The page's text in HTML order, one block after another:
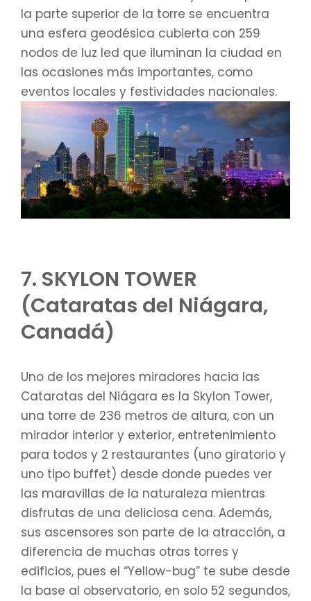
la parte superior de la torre se encuentra
una esfera geodésica cubierta con 259
nodos de luz led que iluminan la ciudad en
las ocasiones más importantes, como
eventos locales y festividades nacionales.
7. SKYLON TOWER
(Cataratas del Niágara,
Canadá)
Uno de los mejores miradores hacia las
Cataratas del Niágara es la Skylon Tower,
una torre de 236 metros de altura, con un
mirador interior y exterior, entretenimiento
para todos y 2 restaurantes (uno giratorio y
uno tipo buffet) desde donde puedes ver
las maravillas de la naturaleza mientras
disfrutas de una deliciosa cena. Además,
sus ascensores son parte de la atracción, a
diferencia de muchas otras torres y
edificios, pues el “Yellow-bug” te sube desde
la base al observatorio, en solo 52 segundos,